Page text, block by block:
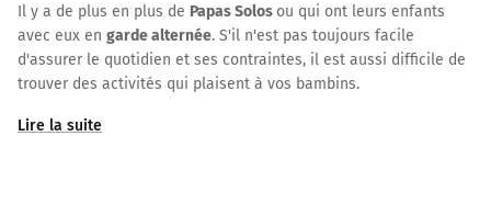
Il y a de plus en plus de Papas Solosou qui ont leurs enfants
avec eux en garde alternée. S'il n'est pas toujours facile
d'assurer le quotidien et ses contraintes, il est aussi difficile de
trouver des activités qui plaisent à vos bambins.
Lire la suite